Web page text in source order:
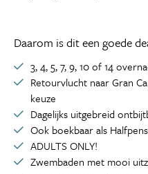
Daarom is dit een goede
3, 4, 5, 7, 9, 10 of 14
Retourvlucht naar Gran
keuze
Dagelijks uitgebreid
Ook boekbaar als
ADULTS ONLY!
Zwembaden met mooi